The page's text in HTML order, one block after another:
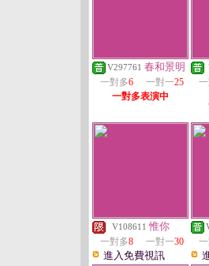
V297761 春和景明
一對多6 一對一25
一對多表演中
V108611 惟你
一對多8 一對一30
進入免費視訊